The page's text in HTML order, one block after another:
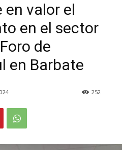
en valor el
en el sector
de
en Barbate
252